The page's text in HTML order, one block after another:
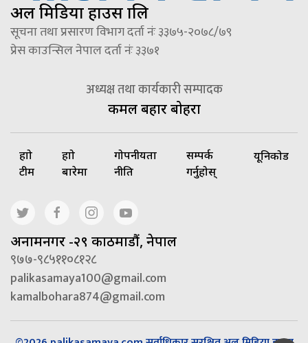
अल मिडिया हाउस प्रालि
सूचना तथा प्रसारण विभाग दर्ता नंः ३३७५-२०७८/७९
प्रेस काउन्सिल नेपाल दर्ता नंः ३३७१
अध्यक्ष तथा कार्यकारी सम्पादक
कमल बहादुर बोहरा
हाम्रो
टीम
हाम्रो
बारेमा
गोपनीयता
नीति
सम्पर्क
गर्नुहोस्
यूनिकोड
अनामनगर -२९ काठमाडौं, नेपाल
९७७-९८५११०८१२८
palikasamaya100@gmail.com
kamalbohara874@gmail.com